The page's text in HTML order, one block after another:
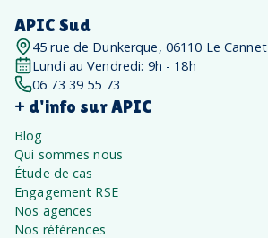
APIC Sud
45 rue de Dunkerque, 06110 Le Cannet
Lundi au Vendredi: 9h - 18h
06 73 39 55 73
+ d'info sur APIC
Blog
Qui sommes nous
Étude de cas
Engagement RSE
Nos agences
Nos références